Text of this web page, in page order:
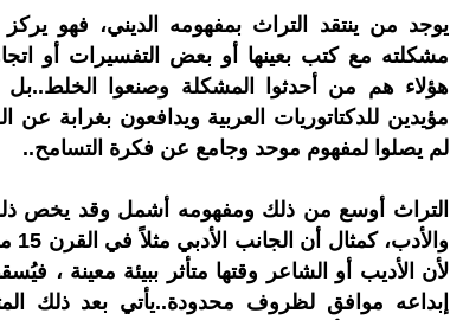
يوجد من ينتقد التراث بمفهومه الديني، فهو
مشكلته مع كتب بعينها أو بعض التفسيرات أو
هؤلاء هم من أحدثوا المشكلة وصنعوا
مؤيدين للدكتاتوريات العربية ويدافعون بغرابة
لم يصلوا لمفهوم موحد وجامع عن فكرة التسامح..
التراث أوسع من ذلك ومفهومه أشمل وقد يخص
لأن الأديب أو الشاعر وقتها متأثر ببيئة معينة ،
إبداعه موافق لظروف محدودة..يأتي بعد ذلك